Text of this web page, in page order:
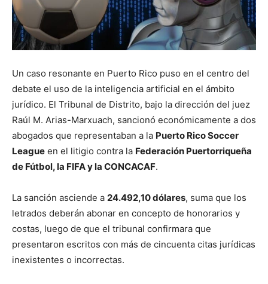
Un caso resonante en Puerto Rico puso en el centro del
debate el uso de la inteligencia artificial en el ámbito
jurídico. El Tribunal de Distrito, bajo la dirección del juez
Raúl M. Arias-Marxuach, sancionó económicamente a dos
abogados que representaban a la Puerto Rico Soccer
League en el litigio contra la Federación Puertorriqueña
de Fútbol, la FIFA y la CONCACAF.
La sanción asciende a 24.492,10 dólares, suma que los
letrados deberán abonar en concepto de honorarios y
costas, luego de que el tribunal confirmara que
presentaron escritos con más de cincuenta citas jurídicas
inexistentes o incorrectas.